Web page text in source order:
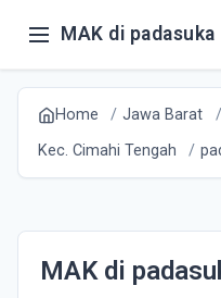
MAK di padasuka
Home Jawa Barat
Kec. Cimahi Tengah
MAK di